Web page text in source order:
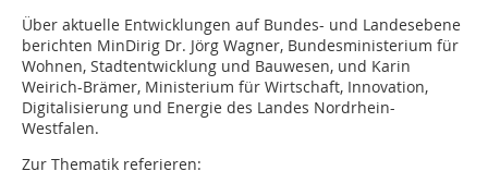
Über aktuelle Entwicklungen auf Bundes- und Landesebene
berichten MinDirig Dr. Jörg Wagner, Bundesministerium für
Wohnen, Stadtentwicklung und Bauwesen, und Karin
Weirich-Brämer, Ministerium für Wirtschaft, Innovation,
Digitalisierung und Energie des Landes Nordrhein-
Westfalen.
Zur Thematik referieren: